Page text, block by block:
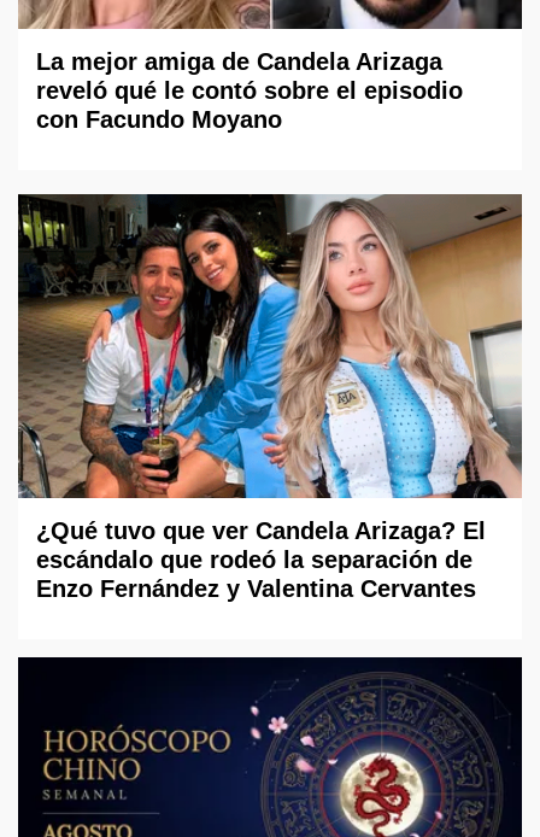
La mejor amiga de Candela Arizaga
reveló qué le contó sobre el episodio
con Facundo Moyano
¿Qué tuvo que ver Candela Arizaga? El
escándalo que rodeó la separación de
Enzo Fernández y Valentina Cervantes